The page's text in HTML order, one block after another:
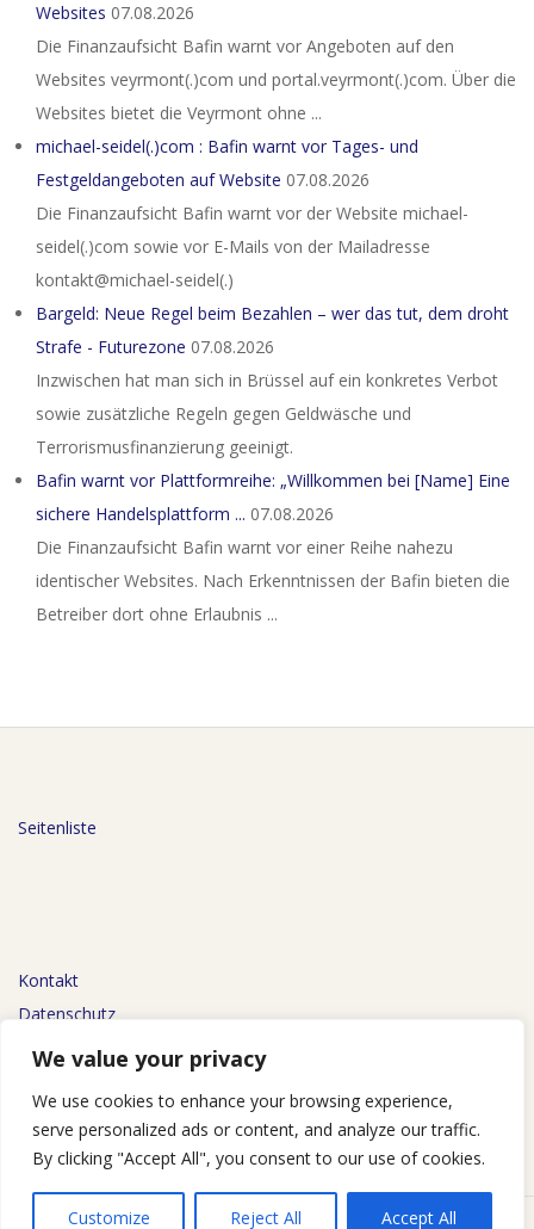
We value your privacy
We use cookies to enhance your browsing experience,
serve personalized ads or content, and analyze our traffic.
By clicking "Accept All", you consent to our use of cookies.
Customize Reject All Accept All
Websites 07.08.2026
Die Finanzaufsicht Bafin warnt vor Angeboten auf den
Websites veyrmont(.)com und portal.veyrmont(.)com. Über die
Websites bietet die Veyrmont ohne ...
michael-seidel(.)com : Bafin warnt vor Tages- und
Festgeldangeboten auf Website 07.08.2026
Die Finanzaufsicht Bafin warnt vor der Website michael-
seidel(.)com sowie vor E-Mails von der Mailadresse
kontakt@michael-seidel(.)
Bargeld: Neue Regel beim Bezahlen – wer das tut, dem droht
Strafe - Futurezone 07.08.2026
Inzwischen hat man sich in Brüssel auf ein konkretes Verbot
sowie zusätzliche Regeln gegen Geldwäsche und
Terrorismusfinanzierung geeinigt.
Bafin warnt vor Plattformreihe: „Willkommen bei [Name] Eine
sichere Handelsplattform ... 07.08.2026
Die Finanzaufsicht Bafin warnt vor einer Reihe nahezu
identischer Websites. Nach Erkenntnissen der Bafin bieten die
Betreiber dort ohne Erlaubnis ...
Seitenliste
Kontakt
Datenschutz
Impressum